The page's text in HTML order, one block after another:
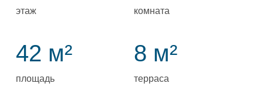
этаж
42 м²
площадь
комната
8 м²
терраса